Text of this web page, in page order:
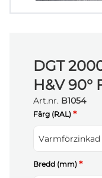
DGT
H&V 90°
Art.nr. B1054
Färg (RAL) *
Varmförzinkad
Bredd (mm) *